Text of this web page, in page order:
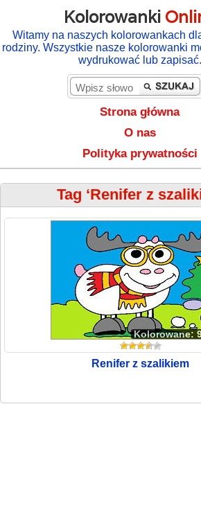
Kolorowanki
Witamy na naszych kolorowankach
rodziny. Wszystkie nasze kolorowanki
wydrukować lub zapisać.
Strona główna
O nas
Polityka prywatności
Tag ‘Renifer z
Kolorowane:
Renifer z szalikiem